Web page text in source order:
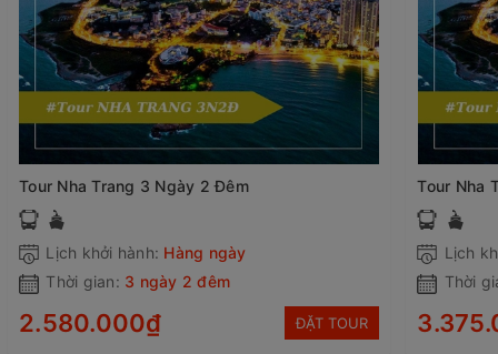
Tour Nha Trang 3 Ngày 2 Đêm
Lịch khởi hành: Hàng ngày
Thời gian: 3 ngày 2 đêm
2.580.000₫ ĐẶT TOUR
Tour Nha
Lịch
Thời